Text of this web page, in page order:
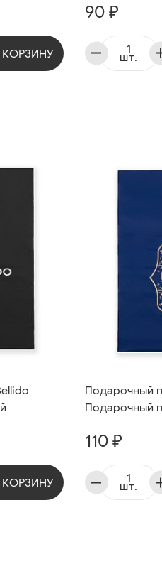
КОРЗИНУ
90 ₽
шт.
КОРЗИНУ
Подарочный
Подарочный
110 ₽
шт.